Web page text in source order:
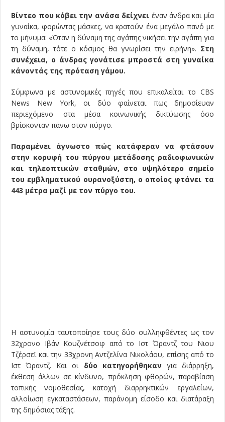
Βίντεο που κόβει την ανάσα δείχνει έναν άνδρα και μία
γυναίκα, φορώντας μάσκες, να κρατούν ένα μεγάλο πανό με
το μήνυμα: «Όταν η δύναμη της αγάπης νικήσει την αγάπη για
τη δύναμη, τότε ο κόσμος θα γνωρίσει την ειρήνη». Στη
συνέχεια, ο άνδρας γονάτισε μπροστά στη γυναίκα
κάνοντάς της πρόταση γάμου.
Σύμφωνα με αστυνομικές πηγές που επικαλείται το CBS
News New York, οι δύο φαίνεται πως δημοσίευαν
περιεχόμενο στα μέσα κοινωνικής δικτύωσης όσο
βρίσκονταν πάνω στον πύργο.
Παραμένει άγνωστο πώς κατάφεραν να φτάσουν
στην κορυφή του πύργου μετάδοσης ραδιοφωνικών
και τηλεοπτικών σταθμών, στο υψηλότερο σημείο
του εμβληματικού ουρανοξύστη, ο οποίος φτάνει τα
443 μέτρα μαζί με τον πύργο του.
Η αστυνομία ταυτοποίησε τους δύο συλληφθέντες ως τον
32χρονο Ιβάν Κουζνέτσοφ από το Ιστ Όραντζ του Νιου
Τζέρσεϊ και την 33χρονη Αντζελίνα Νικολάου, επίσης από το
Ιστ Όραντζ. Και οι δύο κατηγορήθηκαν για διάρρηξη,
έκθεση άλλων σε κίνδυνο, πρόκληση φθορών, παραβίαση
τοπικής νομοθεσίας, κατοχή διαρρηκτικών εργαλείων,
αλλοίωση εγκαταστάσεων, παράνομη είσοδο και διατάραξη
της δημόσιας τάξης.